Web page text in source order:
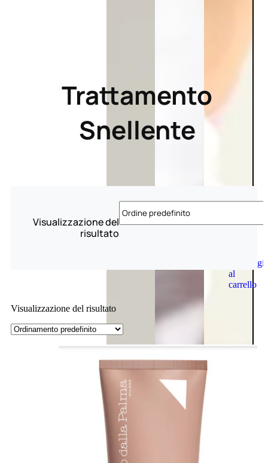
Aggiungi
al
carrello
Trattamento
Snellente
Visualizzazione del
risultato
Visualizzazione del risultato